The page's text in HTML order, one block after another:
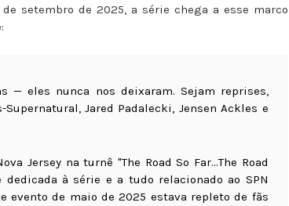
de setembro de 2025, a série chega a esse marco
— eles nunca nos deixaram. Sejam reprises,
Jared Padalecki, Jensen Ackles e
Jersey na turnê "The Road So Far…The Road
à série e a tudo relacionado ao SPN
evento de maio de 2025 estava repleto de fãs